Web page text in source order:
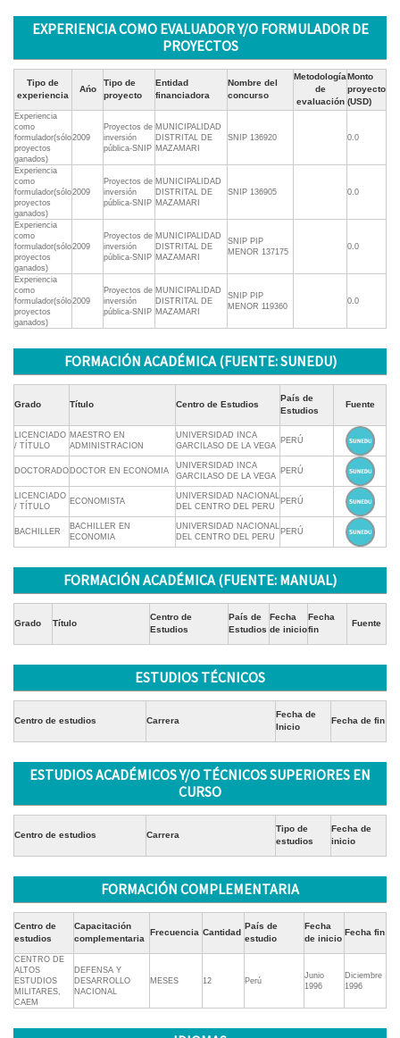
EXPERIENCIA COMO EVALUADOR Y/O FORMULADOR DE
PROYECTOS
Tipo de
experiencia
Ańo
Tipo de
proyecto
Entidad
financiadora
Nombre del
concurso
Metodología
de
evaluación
Monto
proyecto
(USD)
Experiencia
como
formulador(sólo
proyectos
ganados)
2009
Proyectos de
inversión
pública-SNIP
MUNICIPALIDAD
DISTRITAL DE
MAZAMARI
SNIP 136920 0.0
Experiencia
como
formulador(sólo
proyectos
ganados)
2009
Proyectos de
inversión
pública-SNIP
MUNICIPALIDAD
DISTRITAL DE
MAZAMARI
SNIP 136905 0.0
Experiencia
como
formulador(sólo
proyectos
ganados)
2009
Proyectos de
inversión
pública-SNIP
MUNICIPALIDAD
DISTRITAL DE
MAZAMARI
SNIP PIP
MENOR 137175
0.0
Experiencia
como
formulador(sólo
proyectos
ganados)
2009
Proyectos de
inversión
pública-SNIP
MUNICIPALIDAD
DISTRITAL DE
MAZAMARI
SNIP PIP
MENOR 119360
0.0
FORMACIÓN ACADÉMICA (FUENTE: SUNEDU)
Grado Título Centro de Estudios
País de
Estudios
Fuente
LICENCIADO
/ TÍTULO
MAESTRO EN
ADMINISTRACION
UNIVERSIDAD INCA
GARCILASO DE LA VEGA
PERÚ
DOCTORADO DOCTOR EN ECONOMIA
UNIVERSIDAD INCA
GARCILASO DE LA VEGA
PERÚ
LICENCIADO
/ TÍTULO
ECONOMISTA
UNIVERSIDAD NACIONAL
DEL CENTRO DEL PERU
PERÚ
BACHILLER
BACHILLER EN
ECONOMIA
UNIVERSIDAD NACIONAL
DEL CENTRO DEL PERU
PERÚ
FORMACIÓN ACADÉMICA (FUENTE: MANUAL)
Grado Título
Centro de
Estudios
País de
Estudios
Fecha
de inicio
Fecha
fin
Fuente
ESTUDIOS TÉCNICOS
Centro de estudios Carrera
Fecha de
Inicio
Fecha de fin
ESTUDIOS ACADÉMICOS Y/O TÉCNICOS SUPERIORES EN
CURSO
Centro de estudios Carrera
Tipo de
estudios
Fecha de
inicio
FORMACIÓN COMPLEMENTARIA
Centro de
estudios
Capacitación
complementaria
Frecuencia Cantidad
País de
estudio
Fecha
de inicio
Fecha fin
CENTRO DE
ALTOS
ESTUDIOS
MILITARES,
CAEM
DEFENSA Y
DESARROLLO
NACIONAL
MESES 12 Perú
Junio
1996
Diciembre
1996